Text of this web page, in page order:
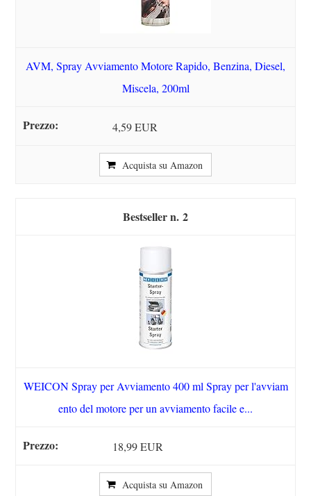
AVM, Spray Avviamento Motore Rapido, Benzina, Diesel,
Miscela, 200ml
4,59 EUR
Acquista su Amazon
2
WEICON Spray per Avviamento 400 ml Spray per l'avviam
ento del motore per un avviamento facile e...
18,99 EUR
Acquista su Amazon